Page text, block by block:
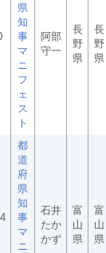
県
知
事
マ
ニ
フ
ェ
ス
ト
阿部
守一
長
野
県
長
野
県
都
道
府
県
知
事
マ
ニ
石井
たか
かず
富
山
県
富
山
県